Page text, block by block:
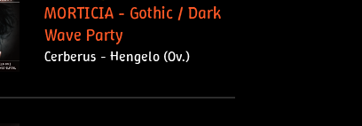
MORTICIA - Gothic / Dark
Wave Party
Cerberus - Hengelo (Ov.)